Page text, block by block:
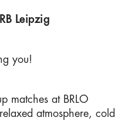
Leipzig
you!
matches at BRLO
atmosphere, cold